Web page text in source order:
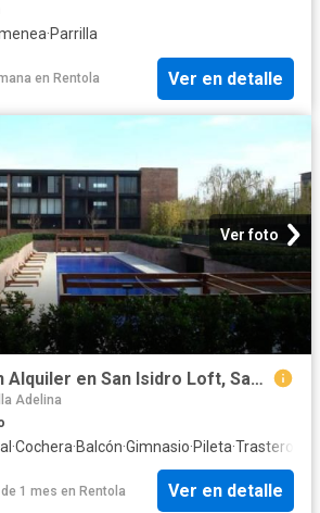
·Parrilla
en Rentola Ver en detalle
Ver foto
Departamento en Alquiler en San Isidro Loft, San Isidro
Adelina
·Cochera·Balcón·Gimnasio·Pileta·Trastero
1 mes en Rentola Ver en detalle